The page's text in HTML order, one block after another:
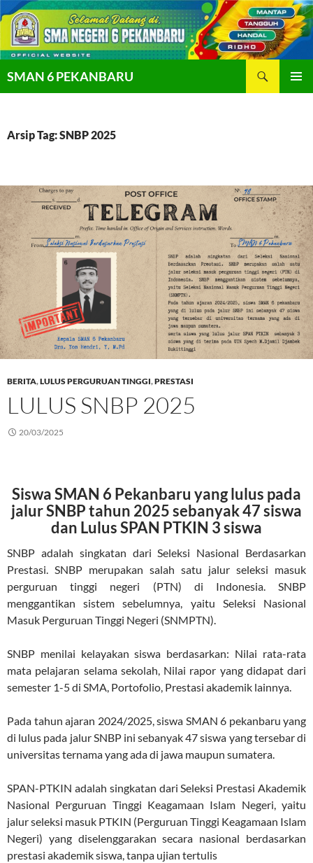
Langsung
ke
SMAN 6 PEKANBARU
Arsip Tag: SNBP 2025
BERITA,LULUS PERGURUAN TINGGI,PRESTASI
LULUS SNBP 2025
20/03/2025
Siswa SMAN 6 Pekanbaru yang lulus pada
jalur SNBP tahun 2025 sebanyak 47 siswa
dan Lulus SPAN PTKIN 3 siswa
SNBP adalah singkatan dari Seleksi Nasional Berdasarkan
Prestasi. SNBP merupakan salah satu jalur seleksi masuk
perguruan tinggi negeri (PTN) di Indonesia. SNBP
menggantikan sistem sebelumnya, yaitu Seleksi Nasional
Masuk Perguruan Tinggi Negeri (SNMPTN).
SNBP menilai kelayakan siswa berdasarkan: Nilai rata-rata
mata pelajaran selama sekolah, Nilai rapor yang didapat dari
semester 1-5 di SMA, Portofolio, Prestasi akademik lainnya.
Pada tahun ajaran 2024/2025, siswa SMAN 6 pekanbaru yang
di lulus pada jalur SNBP ini sebanyak 47 siswa yang tersebar di
universitas ternama yang ada di jawa maupun sumatera.
SPAN-PTKIN adalah singkatan dari Seleksi Prestasi Akademik
Nasional Perguruan Tinggi Keagamaan Islam Negeri, yaitu
jalur seleksi masuk PTKIN (Perguruan Tinggi Keagamaan Islam
Negeri) yang diselenggarakan secara nasional berdasarkan
prestasi akademik siswa, tanpa ujian tertulis